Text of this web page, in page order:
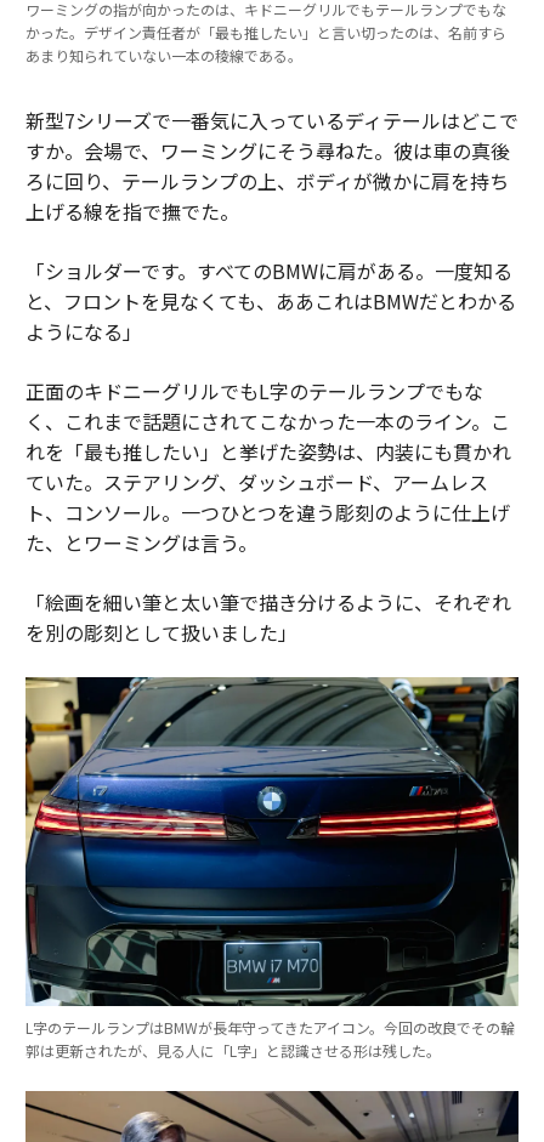
ワーミングの指が向かったのは、キドニーグリルでもテールランプでもな
かった。デザイン責任者が「最も推したい」と言い切ったのは、名前すら
あまり知られていない一本の稜線である。
新型7シリーズで一番気に入っているディテールはどこで
すか。会場で、ワーミングにそう尋ねた。彼は車の真後
ろに回り、テールランプの上、ボディが微かに肩を持ち
上げる線を指で撫でた。
「ショルダーです。すべてのBMWに肩がある。一度知る
と、フロントを見なくても、ああこれはBMWだとわかる
ようになる」
正面のキドニーグリルでもL字のテールランプでもな
く、これまで話題にされてこなかった一本のライン。こ
れを「最も推したい」と挙げた姿勢は、内装にも貫かれ
ていた。ステアリング、ダッシュボード、アームレス
ト、コンソール。一つひとつを違う彫刻のように仕上げ
た、とワーミングは言う。
「絵画を細い筆と太い筆で描き分けるように、それぞれ
を別の彫刻として扱いました」
L字のテールランプはBMWが長年守ってきたアイコン。今回の改良でその輪
郭は更新されたが、見る人に「L字」と認識させる形は残した。